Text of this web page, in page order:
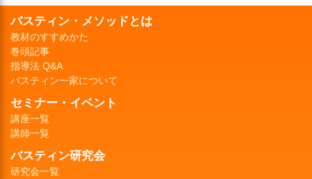
バスティン・メソッドとは
教材のすすめかた
巻頭記事
指導法 Q&A
バスティン一家について
セミナー・イベント
講座一覧
講師一覧
バスティン研究会
研究会一覧